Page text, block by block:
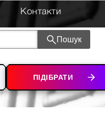
Контакти
Пошук
ПІДІБРАТИ